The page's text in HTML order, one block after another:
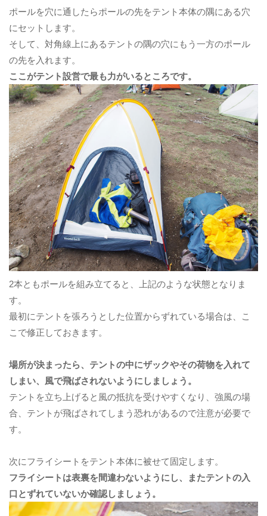
ポールを穴に通したらポールの先をテント本体の隅にある穴
にセットします。
そして、対角線上にあるテントの隅の穴にもう一方のポール
の先を入れます。
ここがテント設営で最も力がいるところです。
2本ともポールを組み立てると、上記のような状態となりま
す。
最初にテントを張ろうとした位置からずれている場合は、こ
こで修正しておきます。
場所が決まったら、テントの中にザックやその荷物を入れて
しまい、風で飛ばされないようにしましょう。
テントを立ち上げると風の抵抗を受けやすくなり、強風の場
合、テントが飛ばされてしまう恐れがあるので注意が必要で
す。
次にフライシートをテント本体に被せて固定します。
フライシートは表裏を間違わないようにし、またテントの入
口とずれていないか確認しましょう。